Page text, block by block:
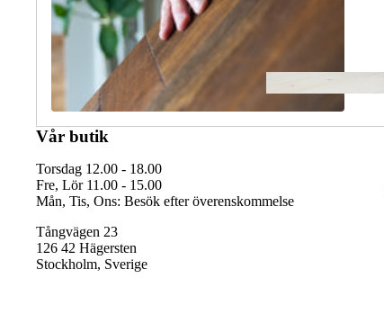
Vår butik
Torsdag 12.00 - 18.00
Fre, Lör 11.00 - 15.00
Mån, Tis, Ons: Besök efter överenskommelse
Tångvägen 23
126 42 Hägersten
Stockholm, Sverige